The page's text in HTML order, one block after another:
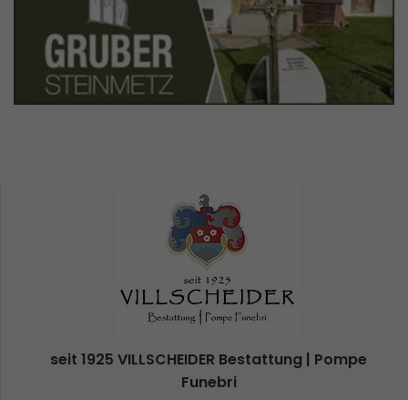
seit 1925 VILLSCHEIDER Bestattung | Pompe
Funebri